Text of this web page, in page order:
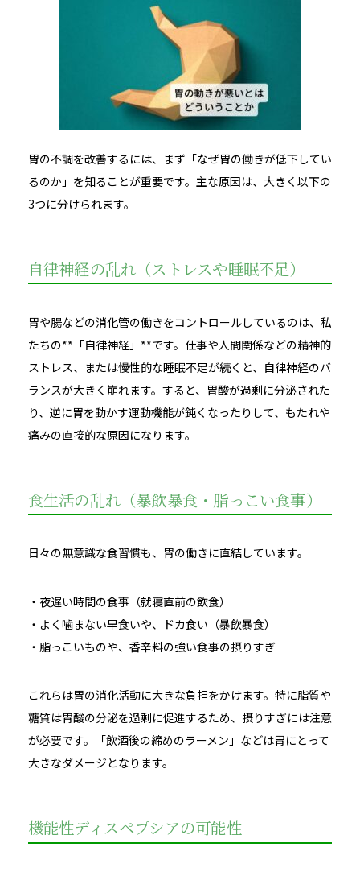
胃の不調を改善するには、まず「なぜ胃の働きが低下してい
るのか」を知ることが重要です。主な原因は、大きく以下の
3つに分けられます。
自律神経の乱れ（ストレスや睡眠不足）
胃や腸などの消化管の働きをコントロールしているのは、私
たちの**「自律神経」**です。仕事や人間関係などの精神的
ストレス、または慢性的な睡眠不足が続くと、自律神経のバ
ランスが大きく崩れます。すると、胃酸が過剰に分泌された
り、逆に胃を動かす運動機能が鈍くなったりして、もたれや
痛みの直接的な原因になります。
食生活の乱れ（暴飲暴食・脂っこい食事）
日々の無意識な食習慣も、胃の働きに直結しています。
・夜遅い時間の食事（就寝直前の飲食）
・よく噛まない早食いや、ドカ食い（暴飲暴食）
・脂っこいものや、香辛料の強い食事の摂りすぎ
これらは胃の消化活動に大きな負担をかけます。特に脂質や
糖質は胃酸の分泌を過剰に促進するため、摂りすぎには注意
が必要です。「飲酒後の締めのラーメン」などは胃にとって
大きなダメージとなります。
機能性ディスペプシアの可能性